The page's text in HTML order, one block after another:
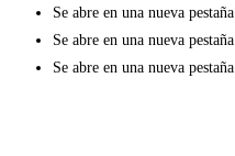
Se abre en una nueva pestaña
Se abre en una nueva pestaña
Se abre en una nueva pestaña